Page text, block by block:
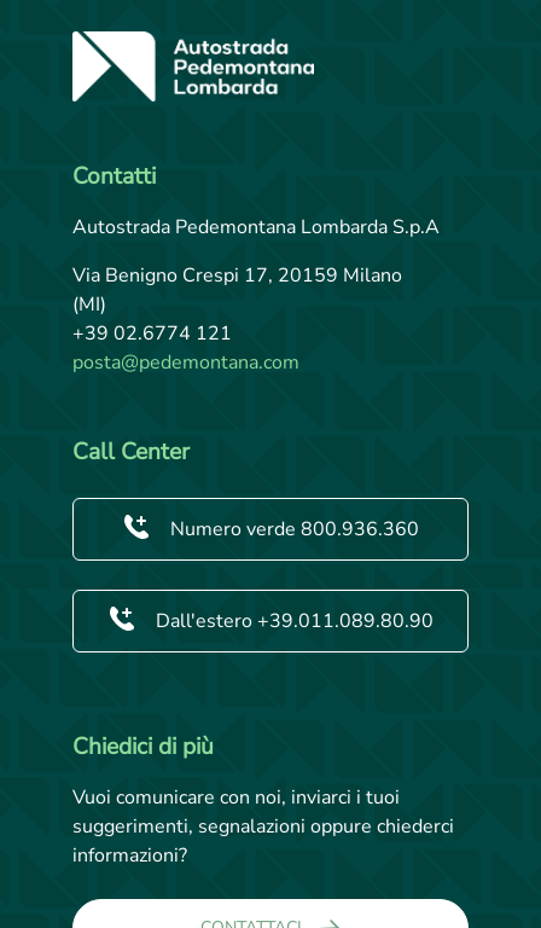
Contatti
Autostrada Pedemontana Lombarda S.p.A
Via Benigno Crespi 17, 20159 Milano
(MI)
+39 02.6774 121
posta@pedemontana.com
Call Center
Numero verde 800.936.360
Dall'estero +39.011.089.80.90
Chiedici di più
Vuoi comunicare con noi, inviarci i tuoi
suggerimenti, segnalazioni oppure chiederci
informazioni?